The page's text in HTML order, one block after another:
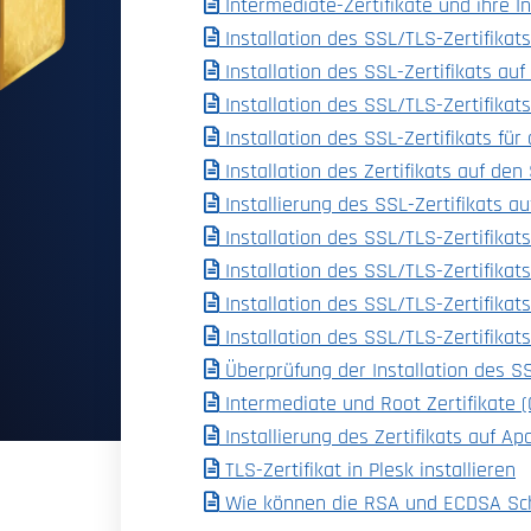
Intermediate-Zertifikate und ihre
Installation des SSL/TLS-
Installation des SSL-Zertifikats auf
Installation des SSL/TLS-
Installation des SSL-Zertifikats für
Installation des Zertifikats auf den
Installierung des SSL-Zertifikats
Installation des SSL/TLS-
Installation des SSL/TLS-
Installation des SSL/TLS-
Installation des SSL/TLS-
Überprüfung der Installation des
Intermediate und Root Zertifikate
Installierung des Zertifikats auf
TLS-Zertifikat in Plesk installieren
Wie können die RSA und ECDSA